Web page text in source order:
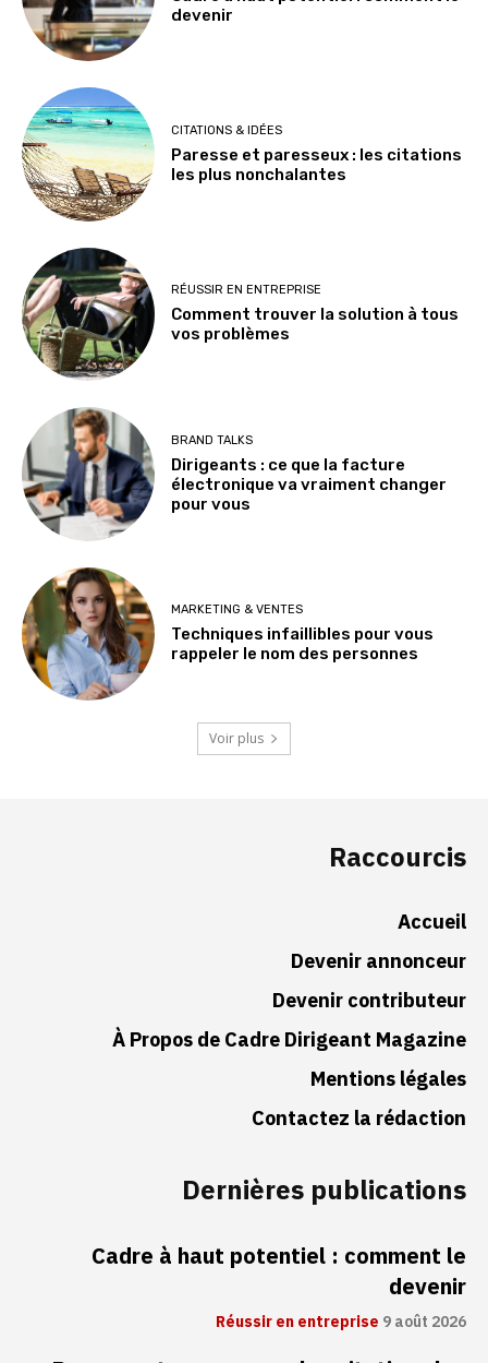
devenir
CITATIONS & IDÉES
Paresse et paresseux : les citations
les plus nonchalantes
RÉUSSIR EN ENTREPRISE
Comment trouver la solution à tous
vos problèmes
BRAND TALKS
Dirigeants : ce que la facture
électronique va vraiment changer
pour vous
MARKETING & VENTES
Techniques infaillibles pour vous
rappeler le nom des personnes
Voir plus
Raccourcis
Accueil
Devenir annonceur
Devenir contributeur
À Propos de Cadre Dirigeant Magazine
Mentions légales
Contactez la rédaction
Dernières publications
Cadre à haut potentiel : comment le
devenir
Réussir en entreprise 9 août 2026